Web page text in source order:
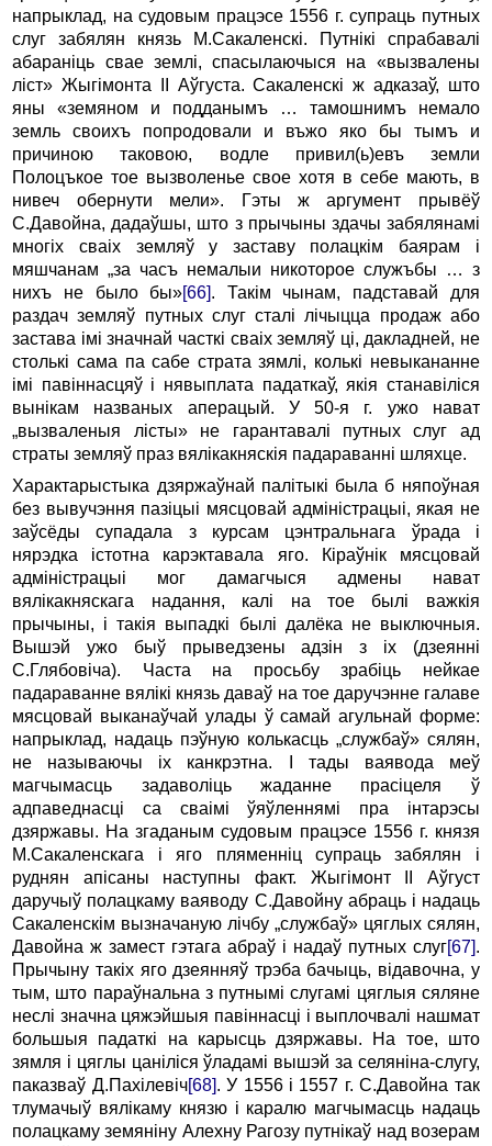
напрыклад, на судовым працэсе 1556 г. супраць путных
слуг забялян князь М.Сакаленскі. Путнікі спрабавалі
абараніць свае землі, спасылаючыся на «вызвалены
ліст» Жыгімонта II Аўгуста. Сакаленскі ж адказаў, што
яны «земяном и подданымъ … тамошнимъ немало
земль своихъ попродовали и въжо яко бы тымъ и
причиною таковою, водле привил(ь)евъ земли
Полоцъкое тое вызволенье свое хотя в себе мають, в
нивеч обернути мели». Гэты ж аргумент прывёў
С.Давойна, дадаўшы, што з прычыны здачы забялянамі
многіх сваіх земляў у заставу полацкім баярам і
мяшчанам „за часъ немалыи никоторое служъбы … з
нихъ не было бы»[66]. Такім чынам, падставай для
раздач земляў путных слуг сталі лічыцца продаж або
застава імі значнай часткі сваіх земляў ці, дакладней, не
столькі сама па сабе страта зямлі, колькі невыкананне
імі павіннасцяў і нявыплата падаткаў, якія станавіліся
вынікам названых аперацый. У 50-я г. ужо нават
„вызваленыя лісты» не гарантавалі путных слуг ад
страты земляў праз вялікакняскія падараванні шляхце.
Характарыстыка дзяржаўнай палітыкі была б няпоўная
без вывучэння пазіцыі мясцовай адміністрацыі, якая не
заўсёды супадала з курсам цэнтральнага ўрада і
нярэдка істотна карэктавала яго. Кіраўнік мясцовай
адміністрацыі мог дамагчыся адмены нават
вялікакняскага надання, калі на тое былі важкія
прычыны, і такія выпадкі былі далёка не выключныя.
Вышэй ужо быў прыведзены адзін з іх (дзеянні
С.Глябовіча). Часта на просьбу зрабіць нейкае
падараванне вялікі князь даваў на тое даручэнне галаве
мясцовай выканаўчай улады ў самай агульнай форме:
напрыклад, надаць пэўную колькасць „службаў» сялян,
не называючы іх канкрэтна. І тады ваявода меў
магчымасць задаволіць жаданне прасіцеля ў
адпаведнасці са сваімі ўяўленнямі пра інтарэсы
дзяржавы. На згаданым судовым працэсе 1556 г. князя
М.Сакаленскага і яго пляменніц супраць забялян і
руднян апісаны наступны факт. Жыгімонт II Аўгуст
даручыў полацкаму ваяводу С.Давойну абраць і надаць
Сакаленскім вызначаную лічбу „службаў» цяглых сялян,
Давойна ж замест гэтага абраў і надаў путных слуг[67].
Прычыну такіх яго дзеянняў трэба бачыць, відавочна, у
тым, што параўнальна з путнымі слугамі цяглыя сяляне
неслі значна цяжэйшыя павіннасці і выплочвалі нашмат
большыя падаткі на карысць дзяржавы. На тое, што
зямля і цяглы цаніліся ўладамі вышэй за селяніна-слугу,
паказваў Д.Пахілевіч[68]. У 1556 і 1557 г. С.Давойна так
тлумачыў вялікаму князю і каралю магчымасць надаць
полацкаму земяніну Алехну Рагозу путнікаў над возерам